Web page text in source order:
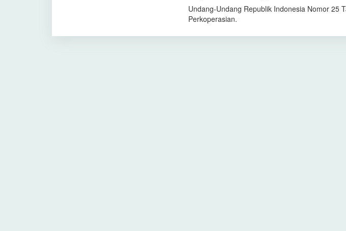
Undang-Undang Republik Indonesia Nomor 25
Perkoperasian.